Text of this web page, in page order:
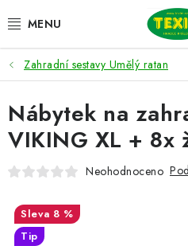
na
ZAHRADNÍ SESTAVY
ŽIDLE
STOLY
LEHÁTKA
Zahradní sestavy Umělý ratan
Nábytek na
VIKING XL + 8x
Neohodnoceno
8 %
Tip